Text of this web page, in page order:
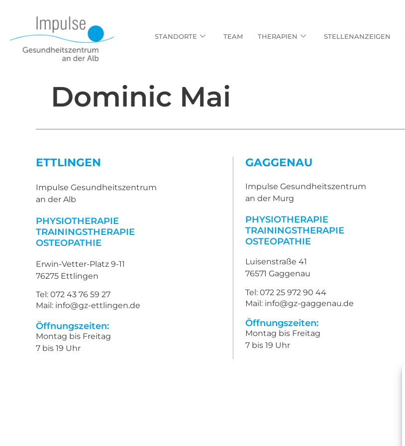
STANDORTE TEAM THERAPIEN STELLENANZEIGEN
Dominic Mai
ETTLINGEN
Impulse Gesundheitszentrum
an der Alb
PHYSIOTHERAPIE
TRAININGSTHERAPIE
OSTEOPATHIE
Erwin-Vetter-Platz 9-11
76275 Ettlingen
Tel: 072 43 76 59 27
Mail: info@gz-ettlingen.de
Öffnungszeiten:
Montag bis Freitag
7 bis 19 Uhr
GAGGENAU
Impulse Gesundheitszentrum
an der Murg
PHYSIOTHERAPIE
TRAININGSTHERAPIE
OSTEOPATHIE
Luisenstraße 41
76571 Gaggenau
Tel: 072 25 972 90 44
Mail: info@gz-gaggenau.de
Öffnungszeiten:
Montag bis Freitag
7 bis 19 Uhr